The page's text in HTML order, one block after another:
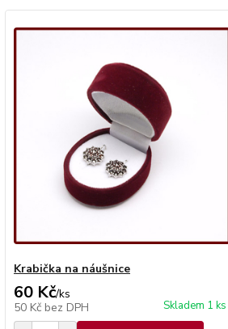
Krabička na náušnice
60 Kč/ks
50 Kč bez DPH Skladem 1 ks